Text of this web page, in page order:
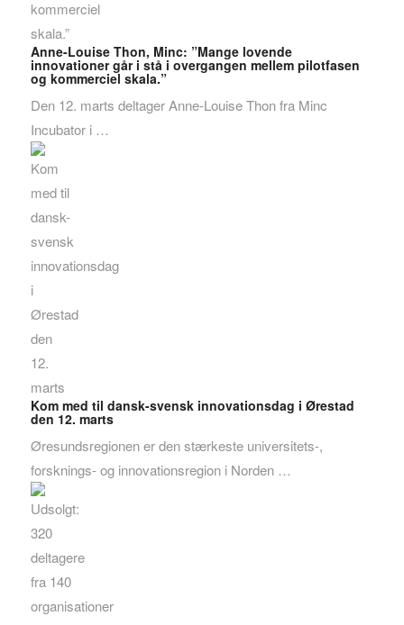
Anne-Louise Thon, Minc: ”Mange lovende
innovationer går i stå i overgangen mellem pilotfasen
og kommerciel skala.”
Den 12. marts deltager Anne-Louise Thon fra Minc
Incubator i …
Kom med til dansk-svensk innovationsdag i Ørestad
den 12. marts
Øresundsregionen er den stærkeste universitets-,
forsknings- og innovationsregion i Norden …